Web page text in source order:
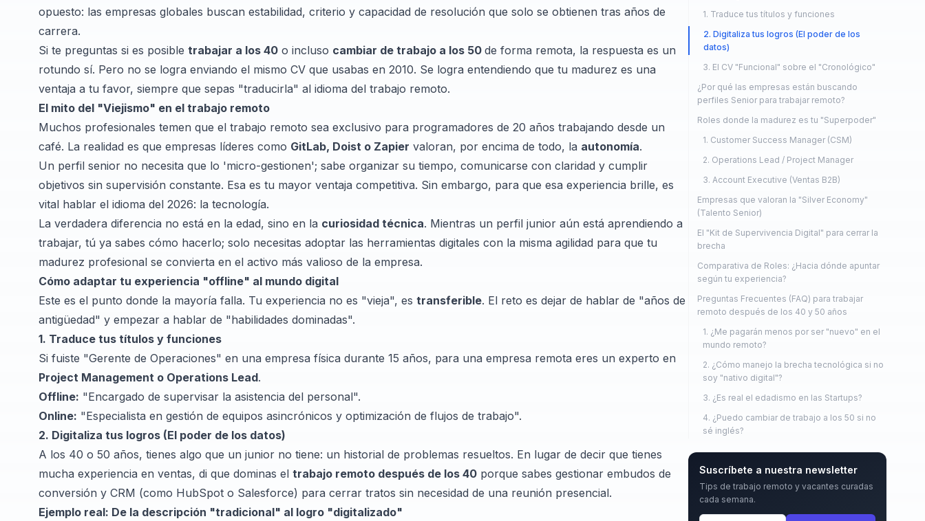
opuesto: las empresas globales buscan estabilidad, criterio y capacidad de resolución que solo se obtienen tras años de
carrera.
Si te preguntas si es posible trabajar a los 40 o incluso cambiar de trabajo a los 50 de forma remota, la respuesta es un
rotundo sí. Pero no se logra enviando el mismo CV que usabas en 2010. Se logra entendiendo que tu madurez es una
ventaja a tu favor, siempre que sepas "traducirla" al idioma del trabajo remoto.
El mito del "Viejismo" en el trabajo remoto
Muchos profesionales temen que el trabajo remoto sea exclusivo para programadores de 20 años trabajando desde un
café. La realidad es que empresas líderes como GitLab, Doist o Zapier valoran, por encima de todo, la autonomía.
Un perfil senior no necesita que lo 'micro-gestionen'; sabe organizar su tiempo, comunicarse con claridad y cumplir
objetivos sin supervisión constante. Esa es tu mayor ventaja competitiva. Sin embargo, para que esa experiencia brille, es
vital hablar el idioma del 2026: la tecnología.
La verdadera diferencia no está en la edad, sino en la curiosidad técnica. Mientras un perfil junior aún está aprendiendo a
trabajar, tú ya sabes cómo hacerlo; solo necesitas adoptar las herramientas digitales con la misma agilidad para que tu
madurez profesional se convierta en el activo más valioso de la empresa.
Cómo adaptar tu experiencia "offline" al mundo digital
Este es el punto donde la mayoría falla. Tu experiencia no es "vieja", es transferible. El reto es dejar de hablar de "años de
antigüedad" y empezar a hablar de "habilidades dominadas".
1. Traduce tus títulos y funciones
Si fuiste "Gerente de Operaciones" en una empresa física durante 15 años, para una empresa remota eres un experto en
Project Management o Operations Lead.
Offline: "Encargado de supervisar la asistencia del personal".
Online: "Especialista en gestión de equipos asincrónicos y optimización de flujos de trabajo".
2. Digitaliza tus logros (El poder de los datos)
A los 40 o 50 años, tienes algo que un junior no tiene: un historial de problemas resueltos. En lugar de decir que tienes
mucha experiencia en ventas, di que dominas el trabajo remoto después de los 40 porque sabes gestionar embudos de
conversión y CRM (como HubSpot o Salesforce) para cerrar tratos sin necesidad de una reunión presencial.
Ejemplo real: De la descripción "tradicional" al logro "digitalizado"
1. Traduce tus títulos y funciones
2. Digitaliza tus logros (El poder de los
datos)
3. El CV "Funcional" sobre el "Cronológico"
¿Por qué las empresas están buscando
perfiles Senior para trabajar remoto?
Roles donde la madurez es tu "Superpoder"
1. Customer Success Manager (CSM)
2. Operations Lead / Project Manager
3. Account Executive (Ventas B2B)
Empresas que valoran la "Silver Economy"
(Talento Senior)
El "Kit de Supervivencia Digital" para cerrar la
brecha
Comparativa de Roles: ¿Hacia dónde apuntar
según tu experiencia?
Preguntas Frecuentes (FAQ) para trabajar
remoto después de los 40 y 50 años
1. ¿Me pagarán menos por ser "nuevo" en el
mundo remoto?
2. ¿Cómo manejo la brecha tecnológica si no
soy "nativo digital"?
3. ¿Es real el edadismo en las Startups?
4. ¿Puedo cambiar de trabajo a los 50 si no
sé inglés?
Suscríbete a nuestra newsletter
Tips de trabajo remoto y vacantes curadas
cada semana.